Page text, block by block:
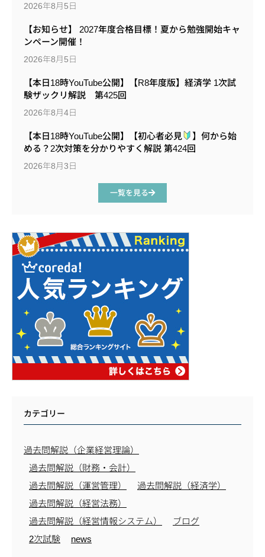
2026年8月5日
【お知らせ】 2027年度合格目標！夏から勉強開始キャ
ンペーン開催！
2026年8月5日
【本日18時YouTube公開】【R8年度版】経済学 1次試
験ザックリ解説 第425回
2026年8月4日
【本日18時YouTube公開】【初心者必見
】何から始
める？2次対策を分かりやすく解説 第424回
2026年8月3日
一覧を見る
カテゴリー
過去問解説（企業経営理論）
過去問解説（財務・会計）
過去問解説（運営管理）
過去問解説（経済学）
過去問解説（経営法務）
過去問解説（経営情報システム）
ブログ
2次試験
news